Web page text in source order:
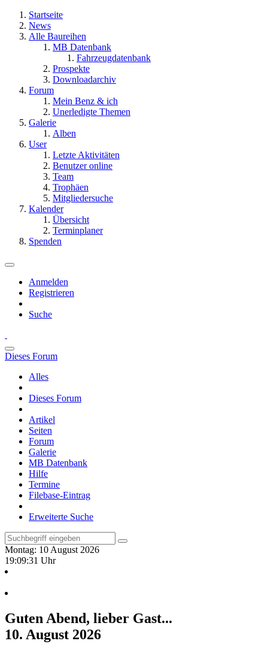
Startseite
News
Alle Baureihen
MB Datenbank
Fahrzeugdatenbank
Prospekte
Downloadarchiv
Forum
Mein Benz & ich
Unerledigte Themen
Galerie
Alben
User
Letzte Aktivitäten
Benutzer online
Team
Trophäen
Mitgliedersuche
Kalender
Übersicht
Terminplaner
Spenden
Anmelden
Registrieren
Suche
Dieses Forum
Alles
Dieses Forum
Artikel
Seiten
Forum
Galerie
MB Datenbank
Hilfe
Termine
Filebase-Eintrag
Erweiterte Suche
Montag: 10 August 2026
19:09:32 Uhr
Guten Abend, lieber Gast...
10. August 2026